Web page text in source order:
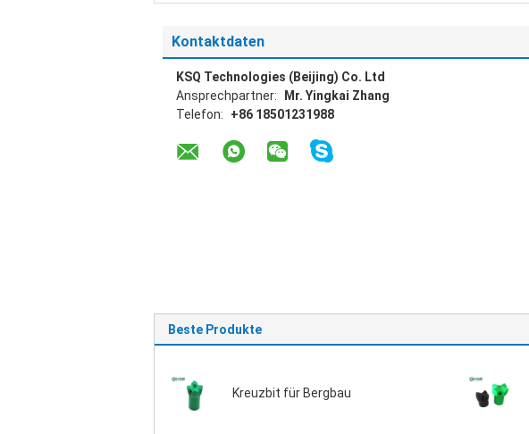
Kontaktdaten
KSQ Technologies (Beijing) Co. Ltd
Ansprechpartner:
Mr. Yingkai Zhang
Telefon:
+86 18501231988
Beste Produkte
Kreuzbit für Bergbau